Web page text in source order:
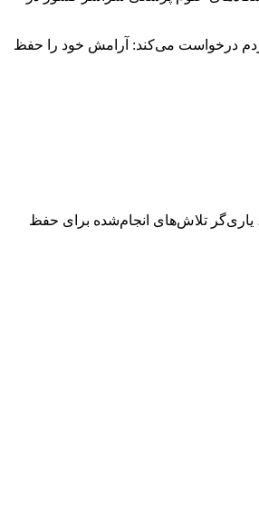
درخواست می‌کند: آرامش خود را حفظ
یاری‌گر تلاش‌های انجام‌شده برای حفظ